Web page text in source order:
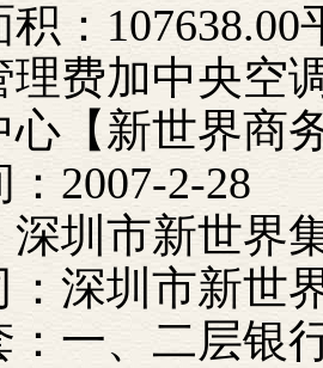
：107638.00
理费加中央空
心【新世界商
2007-2-28
深圳市新世界
：深圳市新世
：一、二层银